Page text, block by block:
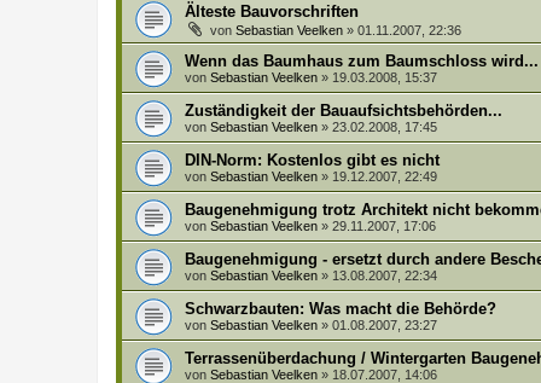
Älteste Bauvorschriften
von Sebastian Veelken » 01.11.2007, 22:36
Wenn das Baumhaus zum Baumschloss wird...
von Sebastian Veelken » 19.03.2008, 15:37
Zuständigkeit der Bauaufsichtsbehörden...
von Sebastian Veelken » 23.02.2008, 17:45
DIN-Norm: Kostenlos gibt es nicht
von Sebastian Veelken » 19.12.2007, 22:49
Baugenehmigung trotz Architekt nicht
von Sebastian Veelken » 29.11.2007, 17:06
Baugenehmigung - ersetzt durch andere
von Sebastian Veelken » 13.08.2007, 22:34
Schwarzbauten: Was macht die Behörde?
von Sebastian Veelken » 01.08.2007, 23:27
Terrassenüberdachung / Wintergarten
von Sebastian Veelken » 18.07.2007, 14:06